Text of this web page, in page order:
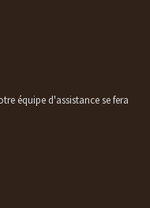
équipe d'assistance se fera